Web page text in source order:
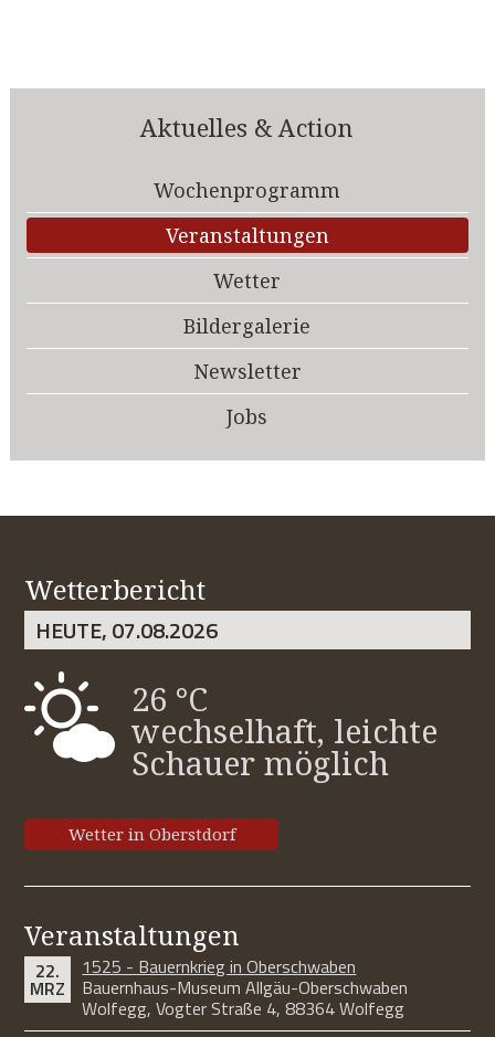
Aktuelles & Action
Wochenprogramm
Veranstaltungen
Wetter
Bildergalerie
Newsletter
Jobs
Wetterbericht
HEUTE, 07.08.2026
26 °C
wechselhaft, leichte
Schauer möglich
Wetter in Oberstdorf
Veranstaltungen
22.
MRZ
1525 - Bauernkrieg in Oberschwaben
Bauernhaus-Museum Allgäu-Oberschwaben
Wolfegg, Vogter Straße 4, 88364 Wolfegg